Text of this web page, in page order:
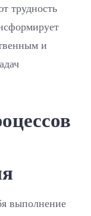
трудность
и
выполнение